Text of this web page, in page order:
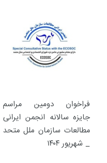
فراخوان دومین مراسم
جایزه سالانه انجمن ایرانی
مطالعات سازمان ملل متحد
_ شهریور ۱۴۰۴